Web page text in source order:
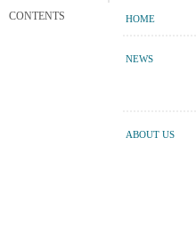
CONTENTS HOME
NEWS
ABOUT US